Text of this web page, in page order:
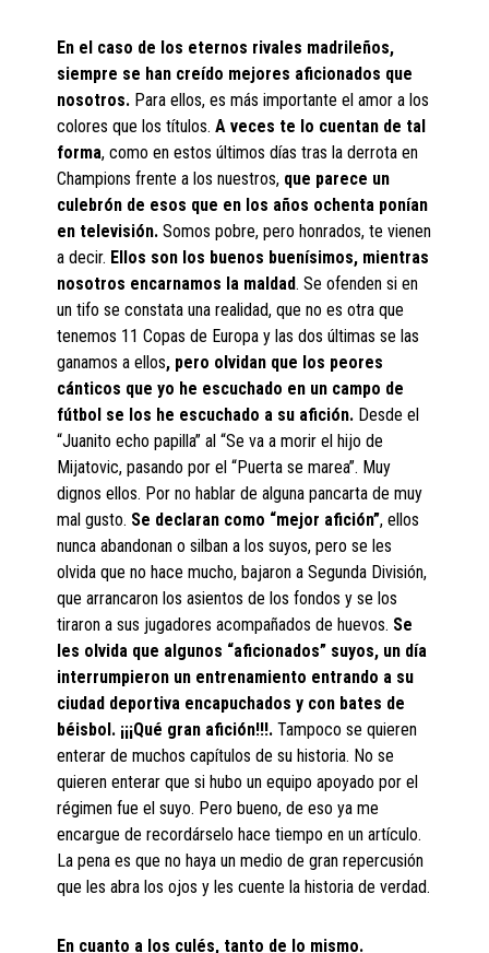
En el caso de los eternos rivales madrileños,
siempre se han creído mejores aficionados que
nosotros. Para ellos, es más importante el amor a los
colores que los títulos. A veces te lo cuentan de tal
forma, como en estos últimos días tras la derrota en
Champions frente a los nuestros, que parece un
culebrón de esos que en los años ochenta ponían
en televisión. Somos pobre, pero honrados, te vienen
a decir. Ellos son los buenos buenísimos, mientras
nosotros encarnamos la maldad. Se ofenden si en
un tifo se constata una realidad, que no es otra que
tenemos 11 Copas de Europa y las dos últimas se las
ganamos a ellos, pero olvidan que los peores
cánticos que yo he escuchado en un campo de
fútbol se los he escuchado a su afición. Desde el
“Juanito echo papilla” al “Se va a morir el hijo de
Mijatovic, pasando por el “Puerta se marea”. Muy
dignos ellos. Por no hablar de alguna pancarta de muy
mal gusto. Se declaran como “mejor afición”, ellos
nunca abandonan o silban a los suyos, pero se les
olvida que no hace mucho, bajaron a Segunda División,
que arrancaron los asientos de los fondos y se los
tiraron a sus jugadores acompañados de huevos. Se
les olvida que algunos “aficionados” suyos, un día
interrumpieron un entrenamiento entrando a su
ciudad deportiva encapuchados y con bates de
béisbol. ¡¡¡Qué gran afición!!!. Tampoco se quieren
enterar de muchos capítulos de su historia. No se
quieren enterar que si hubo un equipo apoyado por el
régimen fue el suyo. Pero bueno, de eso ya me
encargue de recordárselo hace tiempo en un artículo.
La pena es que no haya un medio de gran repercusión
que les abra los ojos y les cuente la historia de verdad.
En cuanto a los culés, tanto de lo mismo.